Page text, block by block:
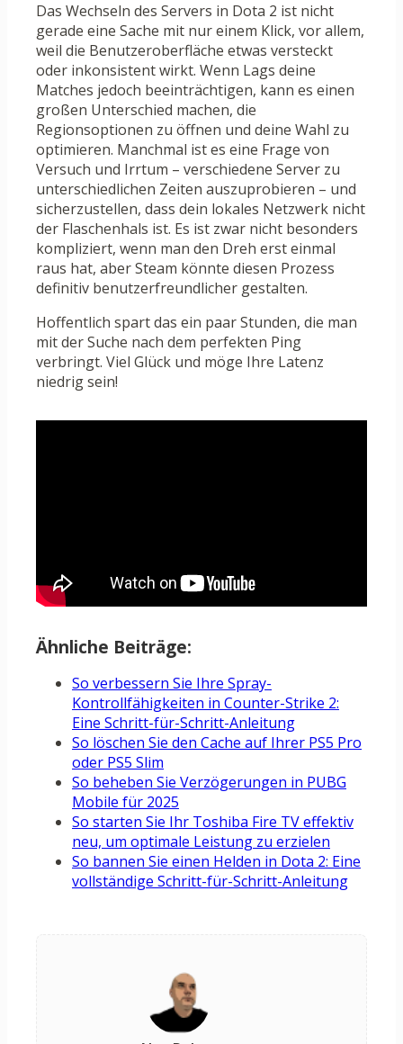
Das Wechseln des Servers in Dota 2 ist nicht
gerade eine Sache mit nur einem Klick, vor allem,
weil die Benutzeroberfläche etwas versteckt
oder inkonsistent wirkt. Wenn Lags deine
Matches jedoch beeinträchtigen, kann es einen
großen Unterschied machen, die
Regionsoptionen zu öffnen und deine Wahl zu
optimieren. Manchmal ist es eine Frage von
Versuch und Irrtum – verschiedene Server zu
unterschiedlichen Zeiten auszuprobieren – und
sicherzustellen, dass dein lokales Netzwerk nicht
der Flaschenhals ist. Es ist zwar nicht besonders
kompliziert, wenn man den Dreh erst einmal
raus hat, aber Steam könnte diesen Prozess
definitiv benutzerfreundlicher gestalten.
Hoffentlich spart das ein paar Stunden, die man
mit der Suche nach dem perfekten Ping
verbringt. Viel Glück und möge Ihre Latenz
niedrig sein!
Ähnliche Beiträge:
So verbessern Sie Ihre Spray-
Kontrollfähigkeiten in Counter-Strike 2:
Eine Schritt-für-Schritt-Anleitung
So löschen Sie den Cache auf Ihrer PS5 Pro
oder PS5 Slim
So beheben Sie Verzögerungen in PUBG
Mobile für 2025
So starten Sie Ihr Toshiba Fire TV effektiv
neu, um optimale Leistung zu erzielen
So bannen Sie einen Helden in Dota 2: Eine
vollständige Schritt-für-Schritt-Anleitung